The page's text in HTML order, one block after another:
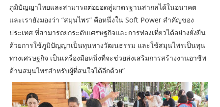
ภูมิปัญญาไทยและสามารถต่อยอดสู่มาตรฐานสากลได้ในอนาคต
และเรายังมองว่า “สมุนไพร” คือหนึ่งใน Soft Power สำคัญของ
ประเทศ ที่สามารถยกระดับเศรษฐกิจและการท่องเที่ยวได้อย่างยั่งยืน
ด้วยการใช้ภูมิปัญญาเป็นทุนทางวัฒนธรรม และใช้สมุนไพรเป็นทุน
ทางเศรษฐกิจ เป็นเครื่องมือหนึ่งที่จะช่วยส่งเสริมการสร้างงานอาชีพ
ด้านสมุนไพรสำหรับผู้ที่สนใจได้อีกด้วย”